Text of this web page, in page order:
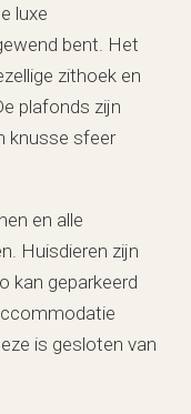
luxe
bent. Het
zithoek en
plafonds zijn
knusse sfeer
en alle
Huisdieren zijn
kan geparkeerd
is gesloten van